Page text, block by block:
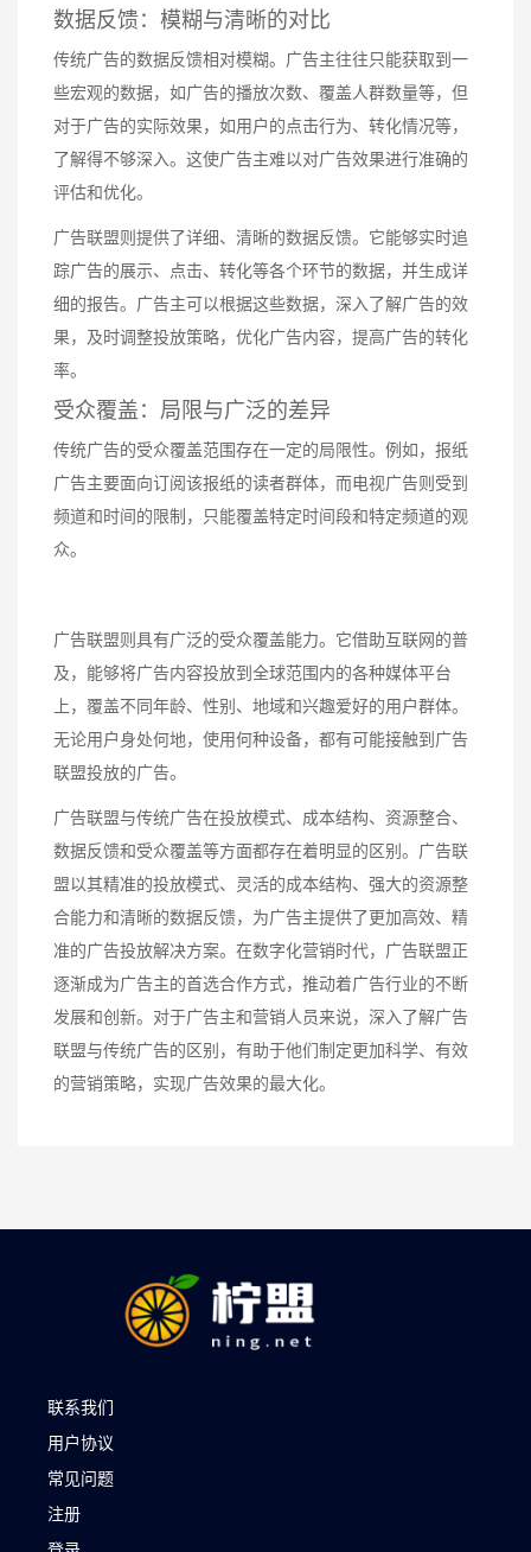
数据反馈：模糊与清晰的对比
传统广告的数据反馈相对模糊。广告主往往只能获取到一
些宏观的数据，如广告的播放次数、覆盖人群数量等，但
对于广告的实际效果，如用户的点击行为、转化情况等，
了解得不够深入。这使广告主难以对广告效果进行准确的
评估和优化。
广告联盟则提供了详细、清晰的数据反馈。它能够实时追
踪广告的展示、点击、转化等各个环节的数据，并生成详
细的报告。广告主可以根据这些数据，深入了解广告的效
果，及时调整投放策略，优化广告内容，提高广告的转化
率。
受众覆盖：局限与广泛的差异
传统广告的受众覆盖范围存在一定的局限性。例如，报纸
广告主要面向订阅该报纸的读者群体，而电视广告则受到
频道和时间的限制，只能覆盖特定时间段和特定频道的观
众。
广告联盟则具有广泛的受众覆盖能力。它借助互联网的普
及，能够将广告内容投放到全球范围内的各种媒体平台
上，覆盖不同年龄、性别、地域和兴趣爱好的用户群体。
无论用户身处何地，使用何种设备，都有可能接触到广告
联盟投放的广告。
广告联盟与传统广告在投放模式、成本结构、资源整合、
数据反馈和受众覆盖等方面都存在着明显的区别。广告联
盟以其精准的投放模式、灵活的成本结构、强大的资源整
合能力和清晰的数据反馈，为广告主提供了更加高效、精
准的广告投放解决方案。在数字化营销时代，广告联盟正
逐渐成为广告主的首选合作方式，推动着广告行业的不断
发展和创新。对于广告主和营销人员来说，深入了解广告
联盟与传统广告的区别，有助于他们制定更加科学、有效
的营销策略，实现广告效果的最大化。
联系我们
用户协议
常见问题
注册